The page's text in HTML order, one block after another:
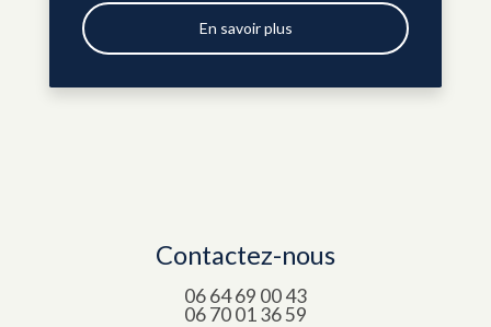
En savoir plus
Contactez-nous
06 64 69 00 43
06 70 01 36 59